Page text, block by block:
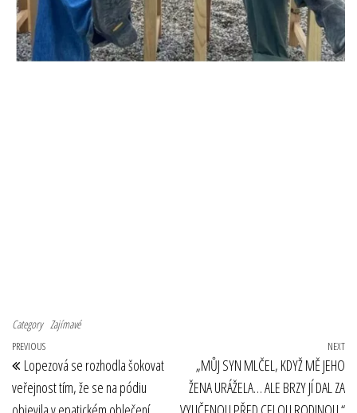
Category Zajímavé
Navigace pro příspěvek
Previous Post
PREVIOUS
Lopezová se rozhodla šokovat
veřejnost tím, že se na pódiu
NEXT
„MŮJ SYN MLČEL, KDYŽ MĚ JEHO
ŽENA URÁŽELA… ALE BRZY JÍ DAL ZA